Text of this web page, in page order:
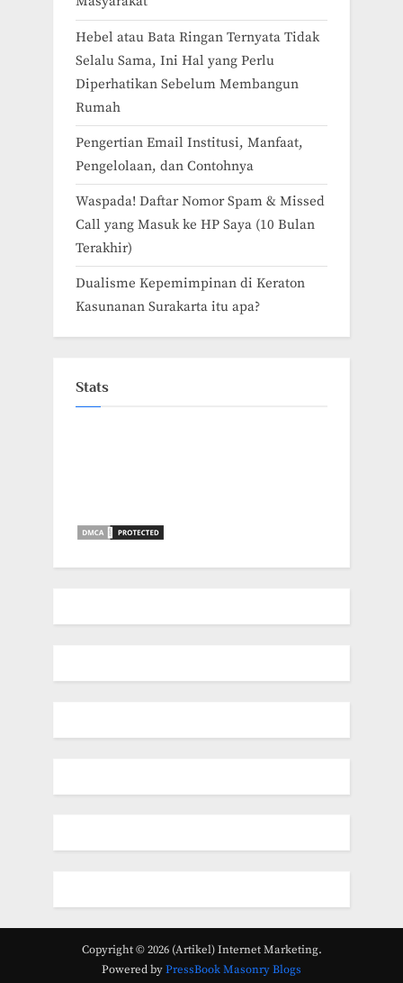
Hebel atau Bata Ringan Ternyata Tidak
Selalu Sama, Ini Hal yang Perlu
Diperhatikan Sebelum Membangun
Rumah
Pengertian Email Institusi, Manfaat,
Pengelolaan, dan Contohnya
Waspada! Daftar Nomor Spam & Missed
Call yang Masuk ke HP Saya (10 Bulan
Terakhir)
Dualisme Kepemimpinan di Keraton
Kasunanan Surakarta itu apa?
Stats
Copyright © 2026 (Artikel) Internet Marketing.
Powered byPressBook Masonry Blogs